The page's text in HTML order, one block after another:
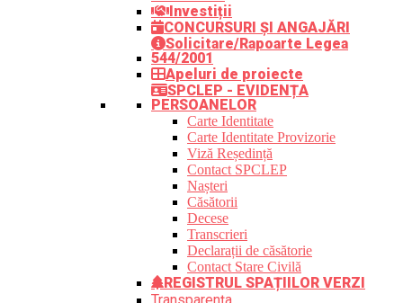
Investiții
CONCURSURI ȘI ANGAJĂRI
Solicitare/Rapoarte Legea
544/2001
Apeluri de proiecte
SPCLEP - EVIDENȚA
PERSOANELOR
Carte Identitate
Carte Identitate Provizorie
Viză Reședință
Contact SPCLEP
Nașteri
Căsătorii
Decese
Transcrieri
Declarații de căsătorie
Contact Stare Civilă
REGISTRUL SPAȚIILOR VERZI